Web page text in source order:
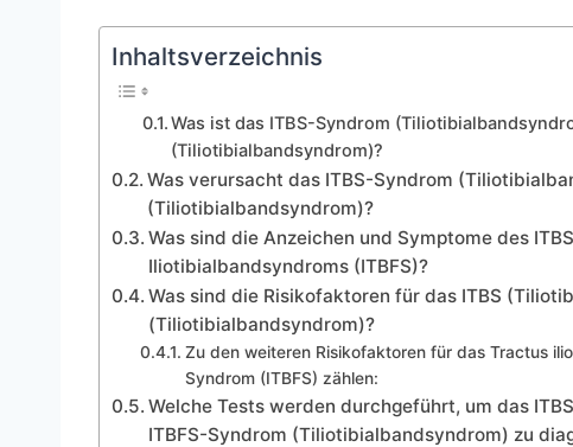
Inhaltsverzeichnis
Was ist das ITBS-Syndrom
(Tiliotibialbandsyndrom)?
Was verursacht das ITBS-Syndrom
(Tiliotibialbandsyndrom)?
Was sind die Anzeichen und Symptome des
Iliotibialbandsyndroms (ITBFS)?
Was sind die Risikofaktoren für das ITBS
(Tiliotibialbandsyndrom)?
Zu den weiteren Risikofaktoren für das Tractus
Syndrom (ITBFS) zählen:
Welche Tests werden durchgeführt, um das
ITBFS-Syndrom (Tiliotibialbandsyndrom) zu